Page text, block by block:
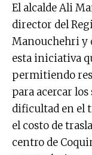
El alcalde Ali
director del
Manouchehri y
esta iniciativa
permitiendo
para acercar
dificultad en el
el costo de
centro de